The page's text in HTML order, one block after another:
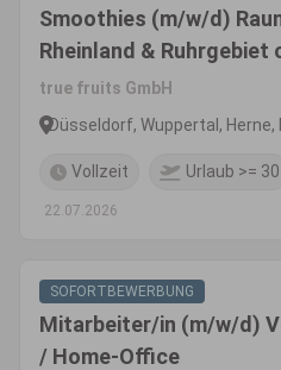
Smoothies (m/w/d)
Rheinland & Ruhrgebiet
Raum Freiburg mit Fokus
Grenzregion CH
true fruits GmbH
Düsseldorf, Wuppertal,
Vollzeit Urlaub >= 30
22.07.2026
SOFORTBEWERBUNG
Mitarbeiter/in (m/w/d)
/ Home-Office